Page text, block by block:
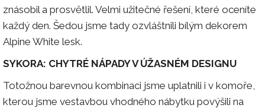
znásobil a prosvětlil. Velmi užitečné řešení, které oceníte
každý den. Šedou jsme tady ozvláštnili bílým dekorem
Alpine White lesk.
SYKORA: CHYTRÉ NÁPADY V ÚŽASNÉM DESIGNU
Totožnou barevnou kombinaci jsme uplatnili i v komoře,
kterou jsme vestavbou vhodného nábytku povýšili na